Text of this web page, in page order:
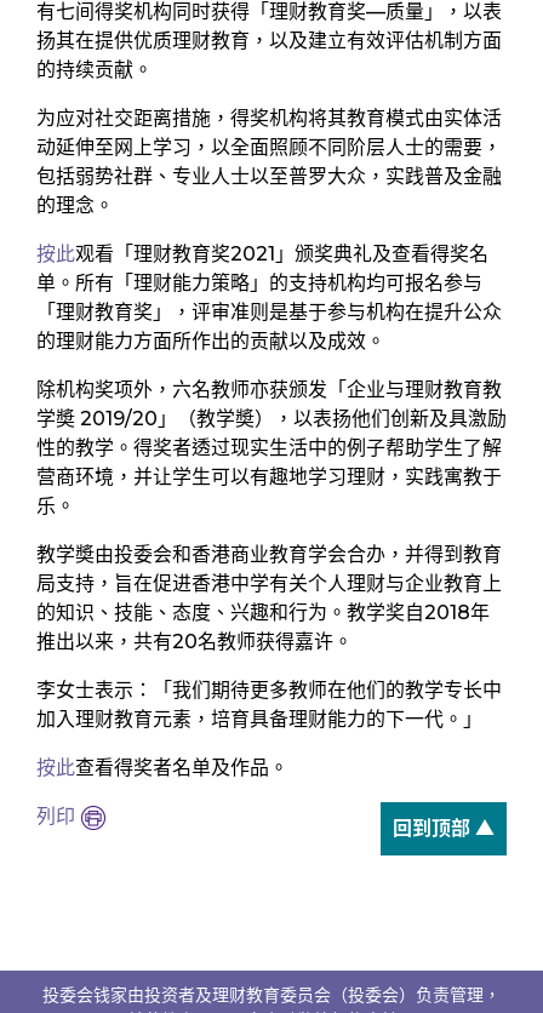
有七间得奖机构同时获得「理财教育奖—质量」，以表
扬其在提供优质理财教育，以及建立有效评估机制方面
的持续贡献。
为应对社交距离措施，得奖机构将其教育模式由实体活
动延伸至网上学习，以全面照顾不同阶层人士的需要，
包括弱势社群、专业人士以至普罗大众，实践普及金融
的理念。
按此观看「理财教育奖2021」颁奖典礼及查看得奖名
单。所有「理财能力策略」的支持机构均可报名参与
「理财教育奖」，评审准则是基于参与机构在提升公众
的理财能力方面所作出的贡献以及成效。
除机构奖项外，六名教师亦获颁发「企业与理财教育教
学奬 2019/20」（教学奬），以表扬他们创新及具激励
性的教学。得奖者透过现实生活中的例子帮助学生了解
营商环境，并让学生可以有趣地学习理财，实践寓教于
乐。
教学奬由投委会和香港商业教育学会合办，并得到教育
局支持，旨在促进香港中学有关个人理财与企业教育上
的知识、技能、态度、兴趣和行为。教学奖自2018年
推出以来，共有20名教师获得嘉许。
李女士表示：「我们期待更多教师在他们的教学专长中
加入理财教育元素，培育具备理财能力的下一代。」
按此查看得奖者名单及作品。
列印
回到顶部 ▲
投委会钱家由投资者及理财教育委员会（投委会）负责管理，